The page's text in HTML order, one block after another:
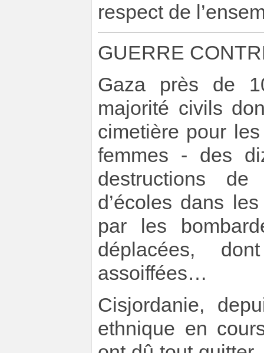
respect de
GUERRE
Gaza près de
majorité civils
cimetière pour
femmes - des
destructions de
d’écoles dans
par les
déplacées,
assoiffées…
Cisjordanie,
ethnique en